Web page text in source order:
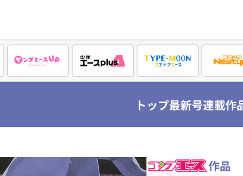
トップ最新号連載作
作品